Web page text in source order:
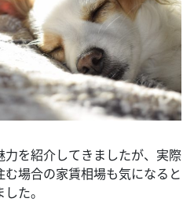
を紹介してきましたが、実際
場合の家賃相場も気になると
た。